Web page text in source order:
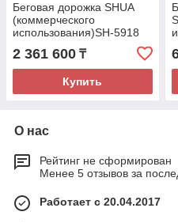
Беговая дорожка SHUA
(коммерческого
использования)SH-5918
2 361 600 ₸
Купить
О нас
Рейтинг не сформирован
Менее 5 отзывов за
Работает с 20.04.2017